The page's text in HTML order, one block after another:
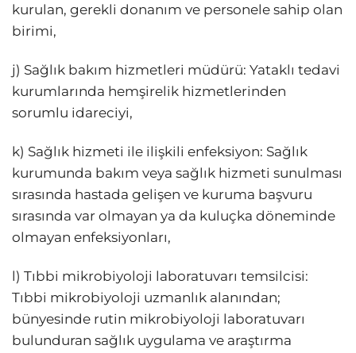
kurulan, gerekli donanım ve personele sahip olan
birimi,
j) Sağlık bakım hizmetleri müdürü: Yataklı tedavi
kurumlarında hemşirelik hizmetlerinden
sorumlu idareciyi,
k) Sağlık hizmeti ile ilişkili enfeksiyon: Sağlık
kurumunda bakım veya sağlık hizmeti sunulması
sırasında hastada gelişen ve kuruma başvuru
sırasında var olmayan ya da kuluçka döneminde
olmayan enfeksiyonları,
l) Tıbbi mikrobiyoloji laboratuvarı temsilcisi:
Tıbbi mikrobiyoloji uzmanlık alanından;
bünyesinde rutin mikrobiyoloji laboratuvarı
bulunduran sağlık uygulama ve araştırma